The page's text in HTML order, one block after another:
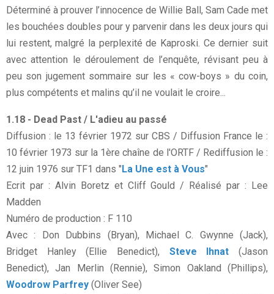
Déterminé à prouver l’innocence de Willie Ball, Sam Cade met
les bouchées doubles pour y parvenir dans les deux jours qui
lui restent, malgré la perplexité de Kaproski . Ce dernier suit
avec attention le déroulement de l’enquête, révisant peu à
peu son jugement sommaire sur les « cow-boys » du coin,
plus compétents et malins qu’il ne voulait le croire...
1.18 - Dead Past / L'adieu au passé
Diffusion : le 13 février 1972 sur CBS / Diffusion France le :
10 février 1973 sur la 1ère chaîne de l'ORTF / Rediffusion le :
12 juin 1976 sur TF1 dans "La Une est à Vous"
Ecrit par : Alvin Boretz et Cliff Gould / Réalisé par : Lee
Madden
Numéro de production : F 110
Avec : Don Dubbins (Bryan), Michael C. Gwynne (Jack),
Bridget Hanley (Ellie Benedict), Steve Ihnat (Jason
Benedict), Jan Merlin (Rennie), Simon Oakland (Phillips),
Woodrow Parfrey (Oliver See)